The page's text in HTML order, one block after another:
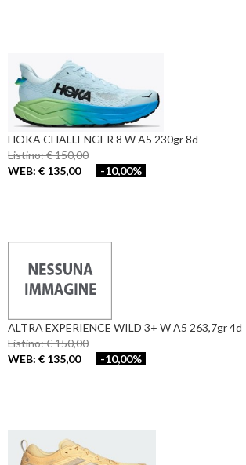
HOKA CHALLENGER 8 W A5 230gr 8d
Listino: € 150,00
WEB: € 135,00
-10,00%
ALTRA EXPERIENCE WILD 3+ W A5 263,7gr 4d
Listino: € 150,00
WEB: € 135,00
-10,00%